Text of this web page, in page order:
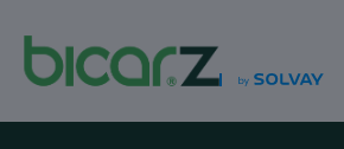
Salta al contenuto principale